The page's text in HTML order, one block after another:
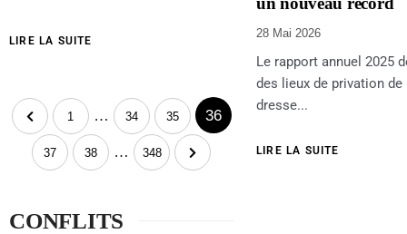
LIRE LA SUITE
1 … 34 35 36
37 38 … 348
CONFLITS
28 Mai 2026
Le rapport annuel 2025
des lieux de privation
dresse...
LIRE LA SUITE